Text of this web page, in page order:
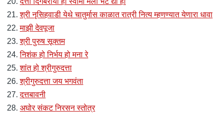
श्री नृसिहवाडी येथे चातुर्मास काळात रात्री नित्य म्हणण्यात येणारा धावा
माझी देवपूजा
श्री पुरुष सूक्तम
निशंक हो निर्भय हो मना रे
शांत हो श्रीगुरुदत्ता
श्रीगुरुदत्ता जय भगवंता
दत्तबावनी
अघोर संकट निरसन स्तोत्र